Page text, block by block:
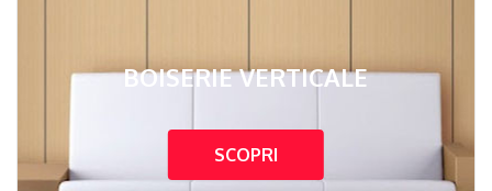
BOISERIE VERTICALE
SCOPRI